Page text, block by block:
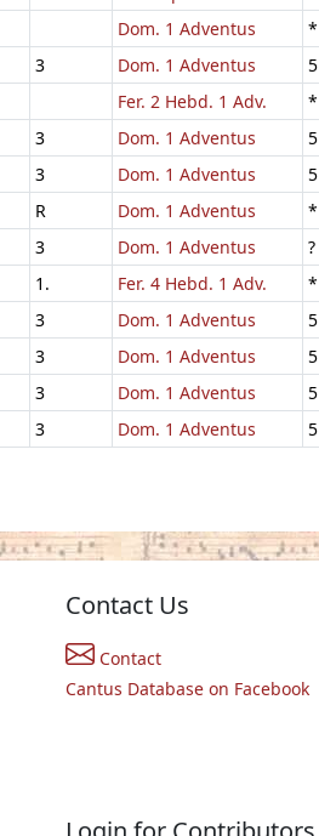
Dom. 1 Adventus
*
3 Dom. 1 Adventus
5
Fer. 2 Hebd. 1 Adv.
*
3 Dom. 1 Adventus
5
3 Dom. 1 Adventus
5
R Dom. 1 Adventus
*
3 Dom. 1 Adventus
?
1. Fer. 4 Hebd. 1 Adv.
*
3 Dom. 1 Adventus
5
3 Dom. 1 Adventus
5
3 Dom. 1 Adventus
5
3 Dom. 1 Adventus 5
Contact Us
Contact
Cantus Database on Facebook